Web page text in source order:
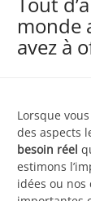
monde
avez à
Lorsque
des aspects
besoin réel
estimons
idées ou